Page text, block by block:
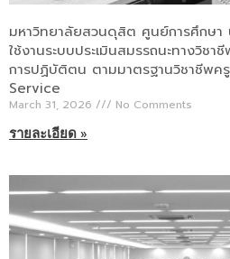
มหาวิทยาลัยสวนดุสิต ศูนย์การศึกษา
ใช้งานระบบประเมินสมรรถนะทางวิช
การปฏิบัติตน ตามมาตรฐานวิชาชีพค
Service
March 31, 2026
No Comments
รายละเอียด »